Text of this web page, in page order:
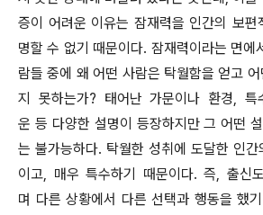
증이 어려운 이유는 잠재력을 인간의 보편
명할 수 없기 때문이다. 잠재력이라는 면에
람들 중에 왜 어떤 사람은 탁월함을 얻고
지 못하는가? 태어난 가문이나 환경,
운 등 다양한 설명이 등장하지만 그 어떤
는 불가능하다. 탁월한 성취에 도달한 인
이고, 매우 특수하기 때문이다. 즉, 출신
며 다른 상황에서 다른 선택과 행동을 했